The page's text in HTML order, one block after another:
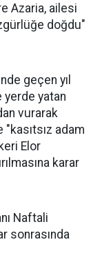
Azaria, ailesi
doğdu"
geçen yıl
yerde yatan
vurarak
adam
Elor
karar
Naftali
sonrasında